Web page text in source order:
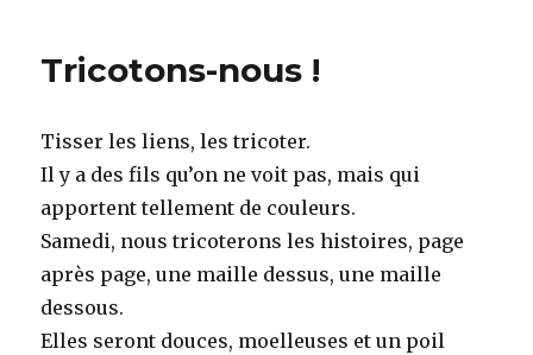
Tricotons-nous !
Tisser les liens, les tricoter.
Il y a des fils qu’on ne voit pas, mais qui
apportent tellement de couleurs.
Samedi, nous tricoterons les histoires, page
après page, une maille dessus, une maille
dessous.
Elles seront douces, moelleuses et un poil